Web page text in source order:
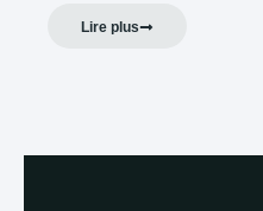
Lire plus